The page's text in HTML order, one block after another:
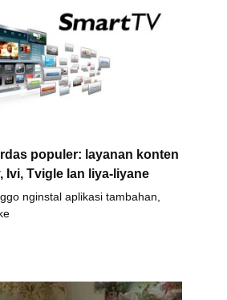
populer: layanan konten
Ivi, Tvigle lan liya-liyane
nginstal aplikasi tambahan,